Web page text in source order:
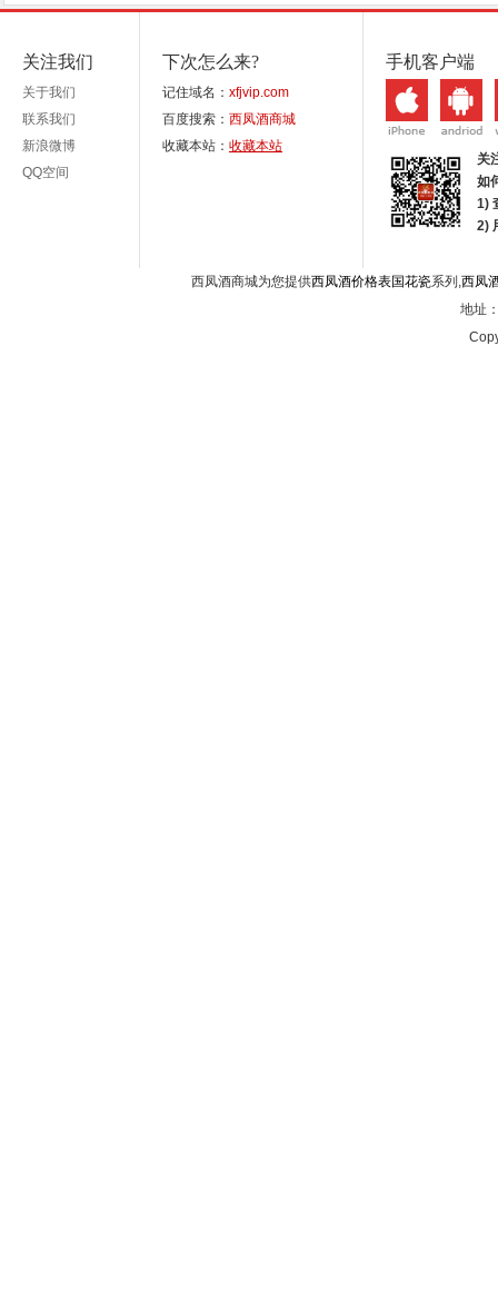
关注我们
关于我们
联系我们
新浪微博
QQ空间
下次怎么来?
记住域名： xfjvip.com
百度搜索： 西凤酒商城
收藏本站： 收藏本站
手机客户端
关
如
1)
2)
西凤酒商城为您提供西凤酒价格表国花瓷系列, 西凤
地址